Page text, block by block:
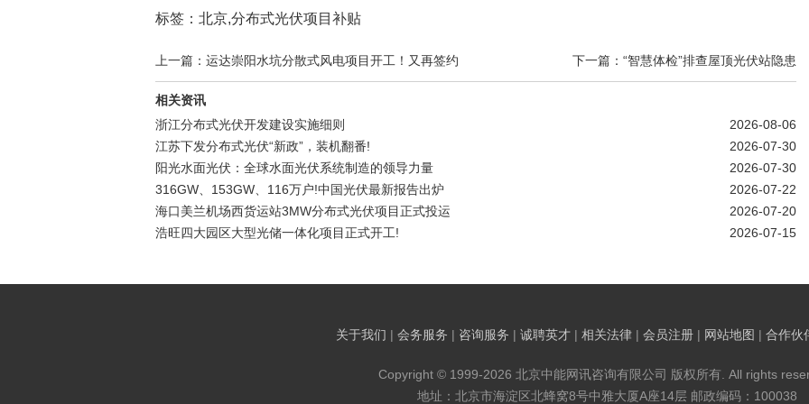
标签：北京,分布式光伏项目补贴
上一篇：运达崇阳水坑分散式风电项目开工！又再签约 下一篇：“智慧体检”排查屋顶光伏站隐患
相关资讯
2026-08-06
浙江分布式光伏开发建设实施细则
2026-07-30
江苏下发分布式光伏“新政”，装机翻番!
2026-07-30
阳光水面光伏：全球水面光伏系统制造的领导力量
2026-07-22
316GW、153GW、116万户!中国光伏最新报告出炉
2026-07-20
海口美兰机场西货运站3MW分布式光伏项目正式投运
2026-07-15
浩旺四大园区大型光储一体化项目正式开工!
关于我们 | 会务服务 | 咨询服务 | 诚聘英才 | 相关法律 | 会员注册 | 网站地图 | 合作伙
Copyright © 1999-2026 北京中能网讯咨询有限公司 版权所有. All rights
地址：北京市海淀区北蜂窝8号中雅大厦A座14层 邮政编码：100038